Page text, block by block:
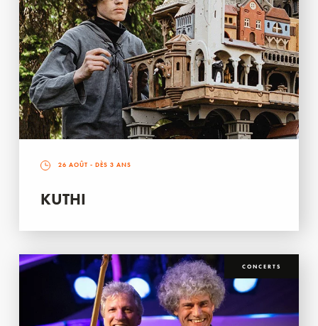
26 AOÛT - DÈS 3 ANS
KUTHI
CONCERTS